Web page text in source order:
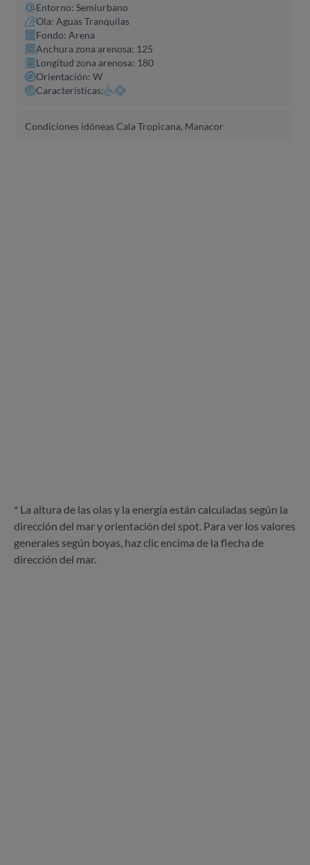
Entorno: Semiurbano
Ola: Aguas Tranquilas
Fondo: Arena
Anchura zona arenosa: 125
Longitud zona arenosa: 180
Orientación: W
Características:
Condiciones idóneas Cala Tropicana, Manacor
* La altura de las olas y la energía están calculadas según la
dirección del mar y orientación del spot. Para ver los valores
generales según boyas, haz clic encima de la flecha de
dirección del mar.